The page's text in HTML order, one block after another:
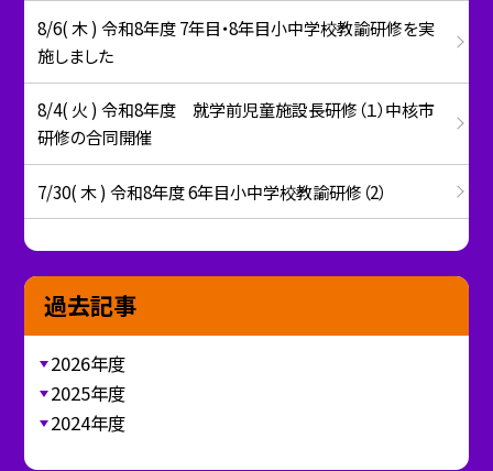
8/6( 木 ) 令和8年度 7年目・8年目小中学校教諭研修を実
施しました
8/4( 火 ) 令和8年度 就学前児童施設長研修（１）中核市
研修の合同開催
7/30( 木 ) 令和8年度 6年目小中学校教諭研修（2）
過去記事
2026年度
2025年度
2024年度